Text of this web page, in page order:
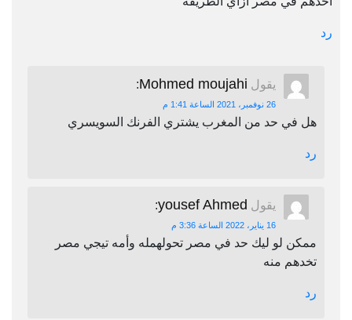
رد
يقول Mohmed moujahi
:
26 نوفمبر، 2021 الساعة 1:41 م
هل في حد من المغرب يشتري الفرنك السويسري
رد
يقول yousef Ahmed
:
16 يناير، 2022 الساعة 3:36 م
ممكن لو ليك حد في مصر تحولهمله وأمه تيجي مصر
تخدهم منه
رد